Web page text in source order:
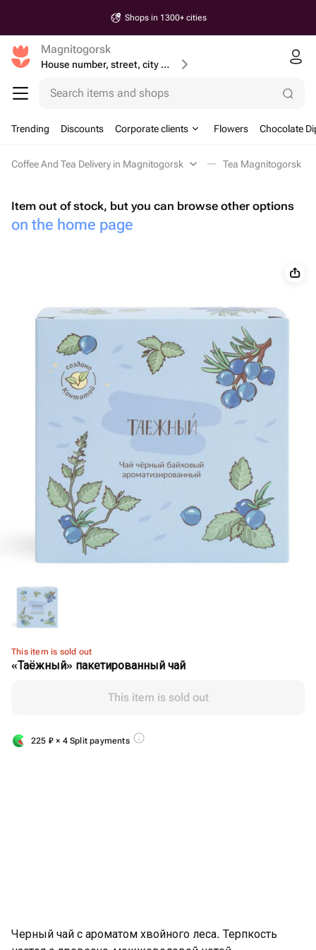
Shops in 1300+ cities
Magnitogorsk
House number, street, city or postcode
Search items and shops
Trending Discounts Corporate clients Flowers Chocolate
Coffee And Tea Delivery in Magnitogorsk Tea Magnitogorsk
Item out of stock, but you can browse other options
on the home page
This item is sold out
«Таёжный» пакетированный чай
This item is sold out
225 ₽ × 4 Split payments
Черный чай с ароматом хвойного леса. Терпкость